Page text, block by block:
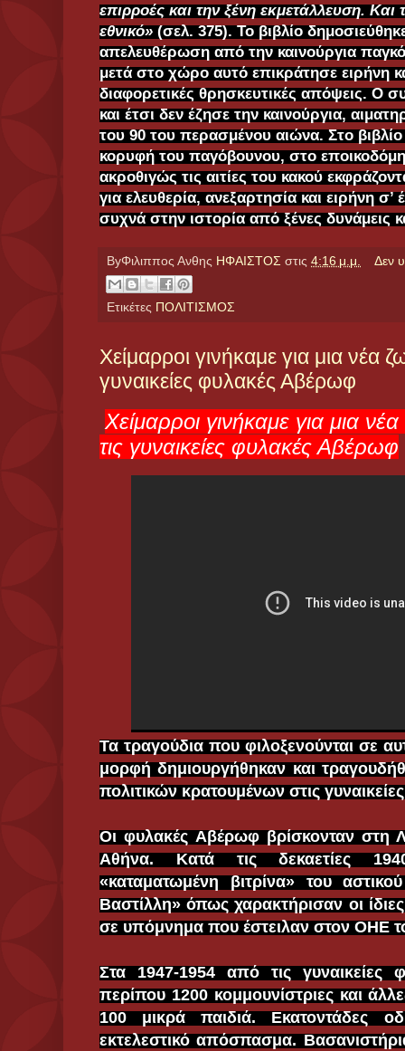
επιρροές και την ξένη εκμετάλλευση. Και
εθνικό»(σελ. 375). Το βιβλίο
απελευθέρωση από την καινούργια
μετά στο χώρο αυτό επικράτησε ειρήνη
διαφορετικές θρησκευτικές απόψεις. Ο
και έτσι δεν έζησε την καινούργια,
του 90 του περασμένου αιώνα. Στο
κορυφή του παγόβουνου, στο
ακροθιγώς τις αιτίες του κακού
για ελευθερία, ανεξαρτησία και ειρήνη
συχνά στην ιστορία από ξένες δυνάμεις
ByΦιλιππος Ανθης ΗΦΑΙΣΤΟΣ στις 4:16 μ.μ. Δεν
Ετικέτες ΠΟΛΙΤΙΣΜΟΣ
Χείμαρροι γινήκαμε για μια νέα
γυναικείες φυλακές Αβέρωφ
Χείμαρροι γινήκαμε για μια
τις γυναικείες φυλακές Αβέρωφ
Τα τραγούδια που φιλοξενούνται σε
μορφή δημιουργήθηκαν και
πολιτικών κρατουμένων στις
Οι φυλακές Αβέρωφ βρίσκονταν στη
Αθήνα. Κατά τις δεκαετίες
«καταματωμένη βιτρίνα» του
Βαστίλλη» όπως χαρακτήρισαν οι
σε υπόμνημα που έστειλαν στον ΟΗΕ
Στα 1947-1954 από τις
περίπου 1200 κομμουνίστριες και
100 μικρά παιδιά. Εκατοντάδες
εκτελεστικό απόσπασμα.